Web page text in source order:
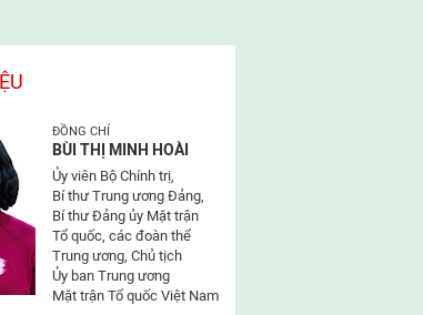
ĐỒNG CHÍ
BÙI THỊ MINH HOÀI
Ủy viên Bộ Chính trị,
Bí thư Trung ương Đảng,
Bí thư Đảng ủy Mặt trận
Tổ quốc, các đoàn thể
Trung ương, Chủ tịch
Ủy ban Trung ương
Mặt trận Tổ quốc Việt Nam